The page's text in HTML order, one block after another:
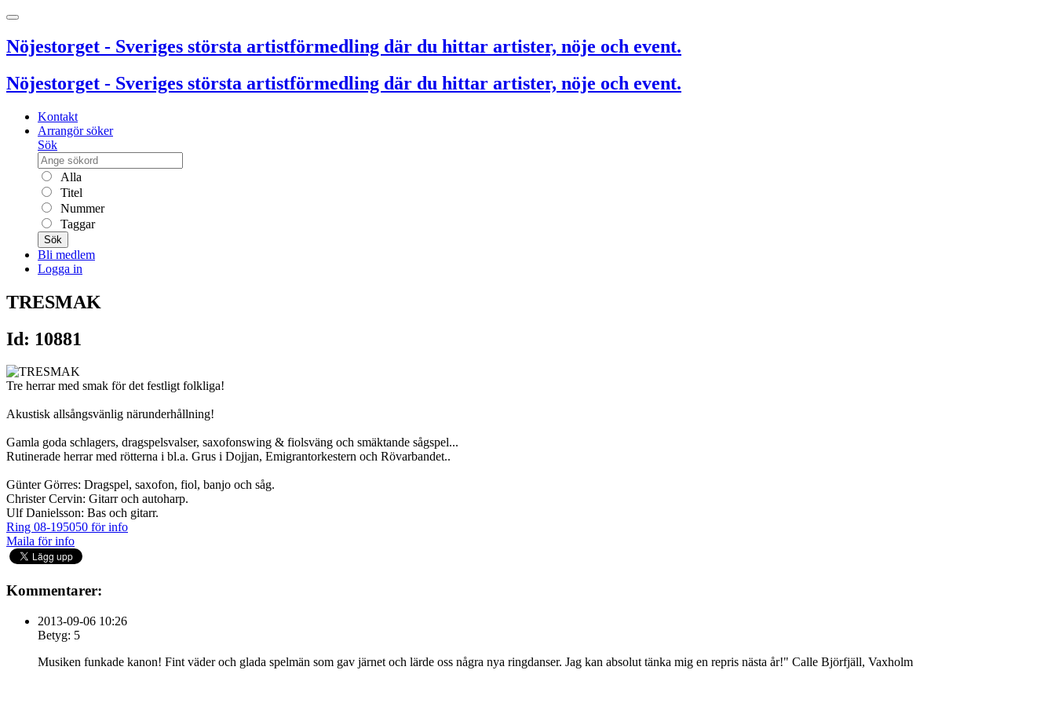
Nöjestorget - Sveriges största artistförmedling där du hittar artister, nöje och event.
Nöjestorget - Sveriges största artistförmedling där du hittar artister, nöje och event.
Kontakt
Arrangör söker
Sök
Alla
Titel
Nummer
Taggar
Sök
Bli medlem
Logga in
TRESMAK
Id: 10881
Tre herrar med smak för det festligt folkliga!
Akustisk allsångsvänlig närunderhållning!
Gamla goda schlagers, dragspelsvalser, saxofonswing & fiolsväng och smäktande sågspel...
Rutinerade herrar med rötterna i bl.a. Grus i Dojjan, Emigrantorkestern och Rövarbandet..
Günter Görres: Dragspel, saxofon, fiol, banjo och såg.
Christer Cervin: Gitarr och autoharp.
Ulf Danielsson: Bas och gitarr.
Ring 08-195050 för info
Maila för info
Kommentarer:
2013-09-06 10:26
Betyg: 5
Musiken funkade kanon! Fint väder och glada spelmän som gav järnet och lärde oss några nya ringdanser. Jag kan absolut tänka mig en repris nästa år!" Calle Björfjäll, Vaxholm